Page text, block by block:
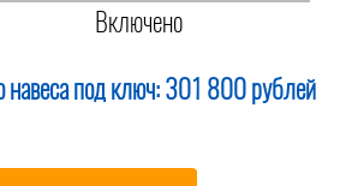
Включено
навеса под ключ: 301 800 рублей